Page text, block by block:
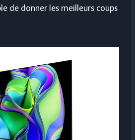
de donner les meilleurs coups